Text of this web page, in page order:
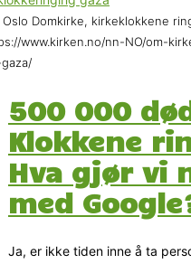
Oslo Domkirke, kirkeklokkene
www.kirken.no/nn-NO/om-
500 000
Klokkene
Hva gjør vi
med
Ja, er ikke tiden inne å ta